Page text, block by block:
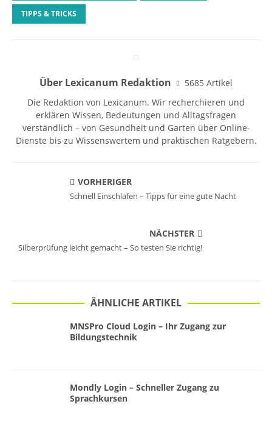
TIPPS & TRICKS
Über Lexicanum Redaktion
5685 Artikel
Die Redaktion von Lexicanum. Wir recherchieren und
erklären Wissen, Bedeutungen und Alltagsfragen
verständlich – von Gesundheit und Garten über Online-
Dienste bis zu Wissenswertem und praktischen Ratgebern.
VORHERIGER
Schnell Einschlafen – Tipps für eine gute Nacht
NÄCHSTER
Silberprüfung leicht gemacht – So testen Sie richtig!
ÄHNLICHE ARTIKEL
MNSPro Cloud Login – Ihr Zugang zur
Bildungstechnik
Mondly Login – Schneller Zugang zu
Sprachkursen